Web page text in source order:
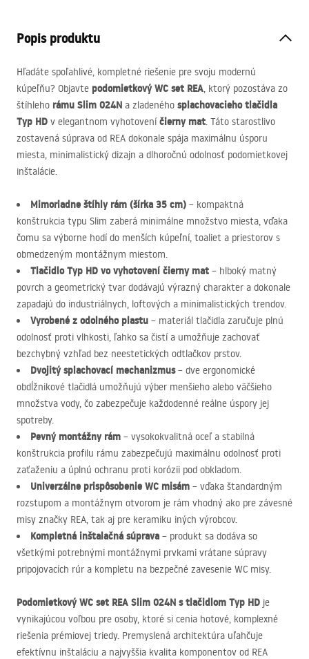
Popis produktu
Hľadáte spoľahlivé, kompletné riešenie pre svoju modernú
kúpeľňu? Objavte podomietkový WC set REA, ktorý pozostáva zo
štíhleho rámu Slim 024N a zladeného splachovacieho tlačidla
Typ HD v elegantnom vyhotovení čierny mat. Táto starostlivo
zostavená súprava od REA dokonale spája maximálnu úsporu
miesta, minimalistický dizajn a dlhoročnú odolnosť podomietkovej
inštalácie.
Mimoriadne štíhly rám (šírka 35 cm) – kompaktná
konštrukcia typu Slim zaberá minimálne množstvo miesta, vďaka
čomu sa výborne hodí do menších kúpeľní, toaliet a priestorov s
obmedzeným montážnym miestom.
Tlačidlo Typ HD vo vyhotovení čierny mat – hlboký matný
povrch a geometrický tvar dodávajú výrazný charakter a dokonale
zapadajú do industriálnych, loftových a minimalistických trendov.
Vyrobené z odolného plastu – materiál tlačidla zaručuje plnú
odolnosť proti vlhkosti, ľahko sa čistí a umožňuje zachovať
bezchybný vzhľad bez neestetických odtlačkov prstov.
Dvojitý splachovací mechanizmus– dve ergonomické
obdĺžnikové tlačidlá umožňujú výber menšieho alebo väčšieho
množstva vody, čo zabezpečuje každodenné reálne úspory jej
spotreby.
Pevný montážny rám – vysokokvalitná oceľ a stabilná
konštrukcia profilu rámu zabezpečujú maximálnu odolnosť proti
zaťaženiu a úplnú ochranu proti korózii pod obkladom.
Univerzálne prispôsobenie WC misám – vďaka štandardným
rozstupom a montážnym otvorom je rám vhodný ako pre závesné
misy značky REA, tak aj pre keramiku iných výrobcov.
Kompletná inštalačná súprava – produkt sa dodáva so
všetkými potrebnými montážnymi prvkami vrátane súpravy
pripojovacích rúr a kompletu na bezpečné zavesenie WC misy.
Podomietkový WC set REA Slim 024N s tlačidlom Typ HD je
vynikajúcou voľbou pre osoby, ktoré si cenia hotové, komplexné
riešenia prémiovej triedy. Premyslená architektúra uľahčuje
efektívnu inštaláciu a najvyššia kvalita komponentov od REA